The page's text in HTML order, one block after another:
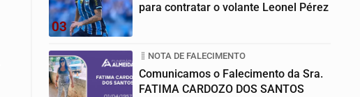
03
para contratar o volante Leonel Pérez
NOTA DE FALECIMENTO
Comunicamos o Falecimento da Sra.
FATIMA CARDOZO DOS SANTOS